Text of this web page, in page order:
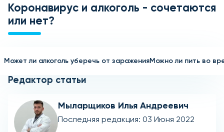
Коронавирус и алкоголь - сочетаются
или нет?
Может ли алкоголь уберечь от зараженияМожно ли пить во
Редактор статьи
Мыларщиков Илья Андреевич
Последняя редакция: 03 Июня 2022